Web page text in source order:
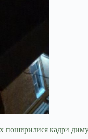
поширилися кадри